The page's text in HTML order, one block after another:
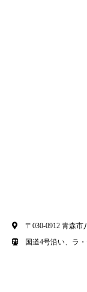
〒030-0912 青森市
国道4号沿い、ラ